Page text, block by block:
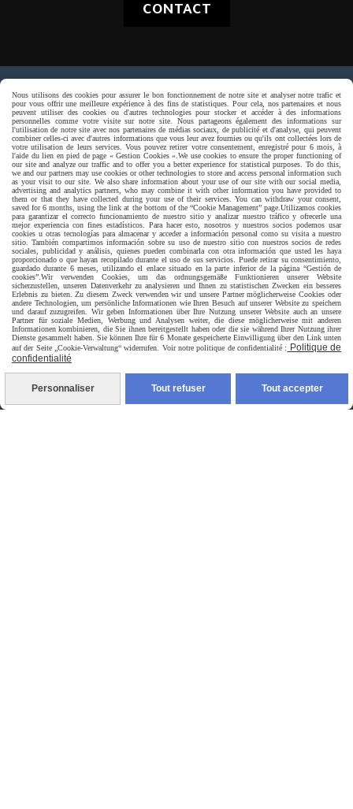
CONTACT
Paiement sécurisé
Livraison rapide
Nous utilisons des cookies pour assurer le bon fonctionnement de notre site et analyser notre trafic et
pour vous offrir une meilleure expérience à des fins de statistiques. Pour cela, nos partenaires et nous
peuvent utiliser des cookies ou d'autres technologies pour stocker et accéder à des informations
personnelles comme votre visite sur notre site. Nous partageons également des informations sur
l'utilisation de notre site avec nos partenaires de médias sociaux, de publicité et d'analyse, qui peuvent
combiner celles-ci avec d'autres informations que vous leur avez fournies ou qu'ils ont collectées lors de
votre utilisation de leurs services. Vous pouvez retirer votre consentement, enregistré pour 6 mois, à
l'aide du lien en pied de page « Gestion Cookies ». We use cookies to ensure the proper functioning of
our site and analyze our traffic and to offer you a better experience for statistical purposes. To do this,
we and our partners may use cookies or other technologies to store and access personal information such
as your visit to our site. We also share information about your use of our site with our social media,
advertising and analytics partners, who may combine it with other information you have provided to
them or that they have collected during your use of their services. You can withdraw your consent,
saved for 6 months, using the link at the bottom of the “Cookie Management” page. Utilizamos cookies
para garantizar el correcto funcionamiento de nuestro sitio y analizar nuestro tráfico y ofrecerle una
mejor experiencia con fines estadísticos. Para hacer esto, nosotros y nuestros socios podemos usar
cookies u otras tecnologías para almacenar y acceder a información personal como su visita a nuestro
sitio. También compartimos información sobre su uso de nuestro sitio con nuestros socios de redes
sociales, publicidad y análisis, quienes pueden combinarla con otra información que usted les haya
proporcionado o que hayan recopilado durante el uso de sus servicios. Puede retirar su consentimiento,
guardado durante 6 meses, utilizando el enlace situado en la parte inferior de la página “Gestión de
cookies”. Wir verwenden Cookies, um das ordnungsgemäße Funktionieren unserer Website
sicherzustellen, unseren Datenverkehr zu analysieren und Ihnen zu statistischen Zwecken ein besseres
Erlebnis zu bieten. Zu diesem Zweck verwenden wir und unsere Partner möglicherweise Cookies oder
andere Technologien, um persönliche Informationen wie Ihren Besuch auf unserer Website zu speichern
und darauf zuzugreifen. Wir geben Informationen über Ihre Nutzung unserer Website auch an unsere
Partner für soziale Medien, Werbung und Analysen weiter, die diese möglicherweise mit anderen
Informationen kombinieren, die Sie ihnen bereitgestellt haben oder die sie während Ihrer Nutzung ihrer
Dienste gesammelt haben. Sie können Ihre für 6 Monate gespeicherte Einwilligung über den Link unten
auf der Seite „Cookie-Verwaltung“ widerrufen. Voir notre politique de confidentialité :
Politique de
confidentialité
Personnaliser Tout refuser Tout accepter